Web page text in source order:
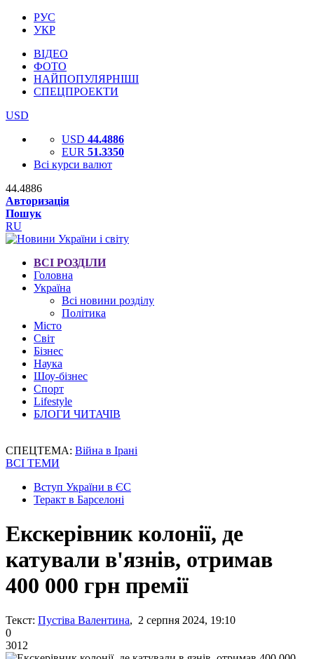
РУС
УКР
ВІДЕО
ФОТО
НАЙПОПУЛЯРНІШІ
СПЕЦПРОЕКТИ
USD
USD 44.4886
EUR 51.3350
Всі курси валют
44.4886
Авторизація
Пошук
RU
ВСІ РОЗДІЛИ
Головна
Україна
Всі новини розділу
Політика
Місто
Світ
Бізнес
Наука
Шоу-бізнес
Спорт
Lifestyle
БЛОГИ ЧИТАЧІВ
СПЕЦТЕМА: Війна в Ірані
ВСІ ТЕМИ
Вступ України в ЄС
Теракт в Барселоні
Екскерівник колонії, де
катували в'язнів, отримав
400 000 грн премії
Текст: Пустіва Валентина, 2 серпня 2024, 19:10
0
3012